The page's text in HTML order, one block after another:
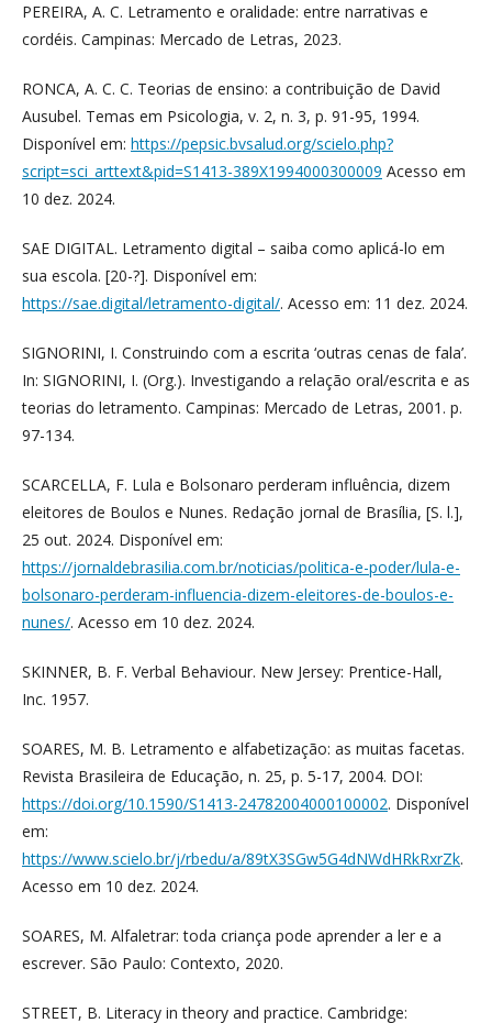
PEREIRA, A. C. Letramento e oralidade: entre narrativas e
cordéis. Campinas: Mercado de Letras, 2023.
RONCA, A. C. C. Teorias de ensino: a contribuição de David
Ausubel. Temas em Psicologia, v. 2, n. 3, p. 91-95, 1994.
Disponível em: https://pepsic.bvsalud.org/scielo.php?
script=sci_arttext&pid=S1413-389X1994000300009 Acesso em
10 dez. 2024.
SAE DIGITAL. Letramento digital – saiba como aplicá-lo em
sua escola. [20-?]. Disponível em:
https://sae.digital/letramento-digital/. Acesso em: 11 dez. 2024.
SIGNORINI, I. Construindo com a escrita ‘outras cenas de fala’.
In: SIGNORINI, I. (Org.). Investigando a relação oral/escrita e as
teorias do letramento. Campinas: Mercado de Letras, 2001. p.
97-134.
SCARCELLA, F. Lula e Bolsonaro perderam influência, dizem
eleitores de Boulos e Nunes. Redação jornal de Brasília, [S. l.],
25 out. 2024. Disponível em:
https://jornaldebrasilia.com.br/noticias/politica-e-poder/lula-e-
bolsonaro-perderam-influencia-dizem-eleitores-de-boulos-e-
nunes/. Acesso em 10 dez. 2024.
SKINNER, B. F. Verbal Behaviour. New Jersey: Prentice-Hall,
Inc. 1957.
SOARES, M. B. Letramento e alfabetização: as muitas facetas.
Revista Brasileira de Educação, n. 25, p. 5-17, 2004. DOI:
https://doi.org/10.1590/S1413-24782004000100002. Disponível
em:
https://www.scielo.br/j/rbedu/a/89tX3SGw5G4dNWdHRkRxrZk.
Acesso em 10 dez. 2024.
SOARES, M. Alfaletrar: toda criança pode aprender a ler e a
escrever. São Paulo: Contexto, 2020.
STREET, B. Literacy in theory and practice. Cambridge: